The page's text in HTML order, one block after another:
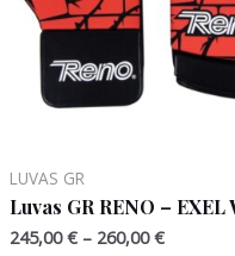
LUVAS GR
Luvas GR RENO – EXEL
245,00€ – 260,00€Price